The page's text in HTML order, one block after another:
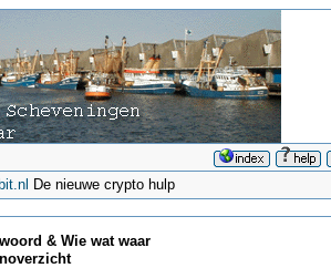
De nieuwe crypto hulp
& Wie wat waar